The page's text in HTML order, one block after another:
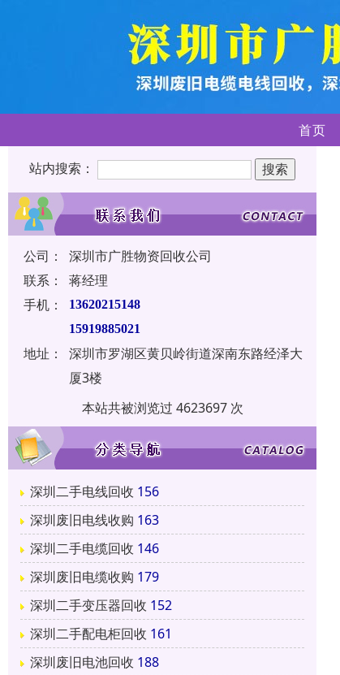
首页
站内搜索：
公司：
深圳市广胜物资回收公司
联系：
蒋经理
手机：
13620215148
15919885021
地址：
深圳市罗湖区黄贝岭街道深南东路经泽大
厦3楼
本站共被浏览过 4623697 次
深圳二手电线回收 156
深圳废旧电线收购 163
深圳二手电缆回收 146
深圳废旧电缆收购 179
深圳二手变压器回收 152
深圳二手配电柜回收 161
深圳废旧电池回收 188